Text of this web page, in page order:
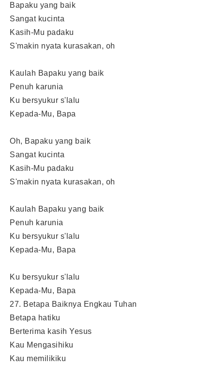
Bapaku yang baik
Sangat kucinta
Kasih-Mu padaku
S'makin nyata kurasakan, oh
Kaulah Bapaku yang baik
Penuh karunia
Ku bersyukur s'lalu
Kepada-Mu, Bapa
Oh, Bapaku yang baik
Sangat kucinta
Kasih-Mu padaku
S'makin nyata kurasakan, oh
Kaulah Bapaku yang baik
Penuh karunia
Ku bersyukur s'lalu
Kepada-Mu, Bapa
Ku bersyukur s'lalu
Kepada-Mu, Bapa
27. Betapa Baiknya Engkau Tuhan
Betapa hatiku
Berterima kasih Yesus
Kau Mengasihiku
Kau memilikiku